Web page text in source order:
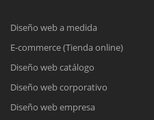
Diseño web a medida
E-commerce (Tienda online)
Diseño web catálogo
Diseño web corporativo
Diseño web empresa